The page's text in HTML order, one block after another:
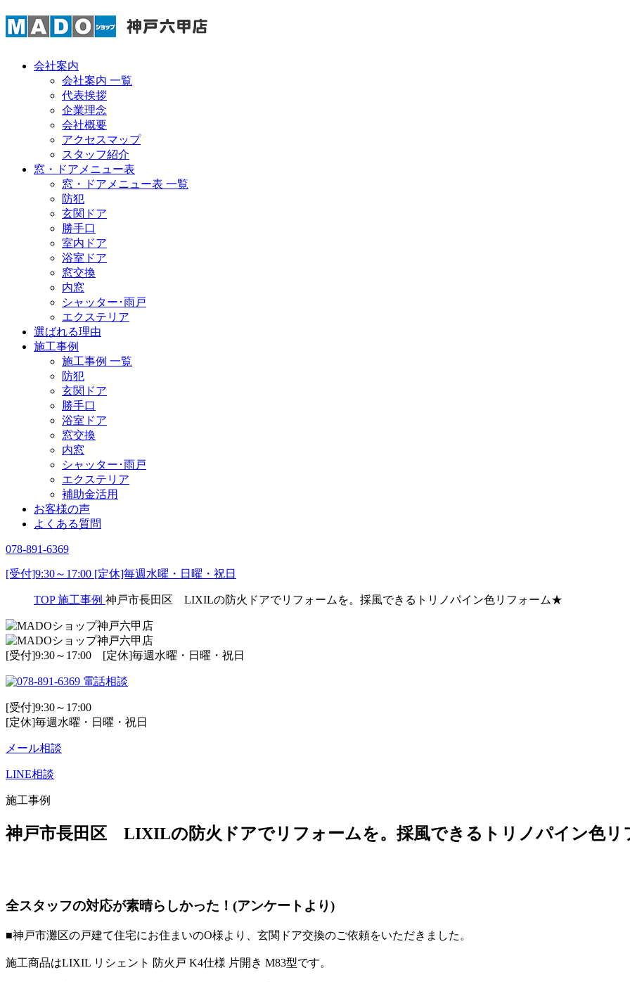
会社案内
会社案内 一覧
代表挨拶
企業理念
会社概要
アクセスマップ
スタッフ紹介
窓・ドアメニュー表
窓・ドアメニュー表 一覧
防犯
玄関ドア
勝手口
室内ドア
浴室ドア
窓交換
内窓
シャッター･雨戸
エクステリア
選ばれる理由
施工事例
施工事例 一覧
防犯
玄関ドア
勝手口
浴室ドア
窓交換
内窓
シャッター･雨戸
エクステリア
補助金活用
お客様の声
よくある質問
078-891-6369
[受付]9:30～17:00 [定休]毎週水曜・日曜・祝日
TOP 施工事例 神戸市長田区 LIXILの防火ドアでリフォームを。採風できるトリノパイン色リフォーム★
[受付]9:30～17:00 [定休]毎週水曜・日曜・祝日
電話相談
[受付]9:30～17:00
[定休]毎週水曜・日曜・祝日
メール相談
LINE相談
施工事例
神戸市長田区 LIXILの防火ドアでリフォームを。採風できるトリノパイン色
全スタッフの対応が素晴らしかった！(アンケートより)
■神戸市灘区の戸建て住宅にお住まいのO様より、玄関ドア交換のご依頼をいただきました。
施工商品はLIXIL リシェント 防火戸 K4仕様 片開き M83型です。